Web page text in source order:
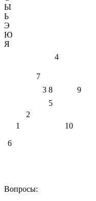
Ы
Ь
Э
Ю
Я
4
7
3 8
9
5
2
1
10
6
Вопросы: